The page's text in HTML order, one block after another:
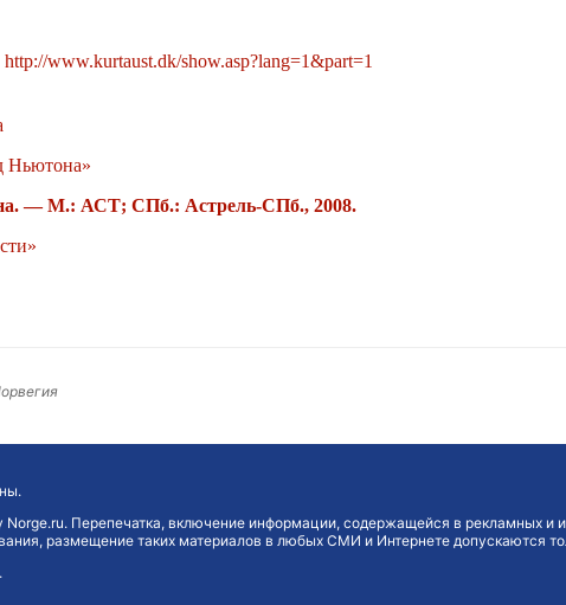
http://www.kurtaust.dk/show.asp?lang=1&part=1
Ньютона»
— М.: АСТ; СПб.: Астрель-СПб., 2008.
Перепечатка, включение информации, содержащейся в рекламных и
размещение таких материалов в любых СМИ и Интернете допускаются
.